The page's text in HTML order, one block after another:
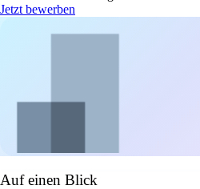
Jetzt bewerben
Auf einen Blick